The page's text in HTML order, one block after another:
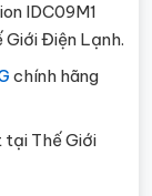
IDC09M1
Giới Điện Lạnh.
chính hãng
tại Thế Giới